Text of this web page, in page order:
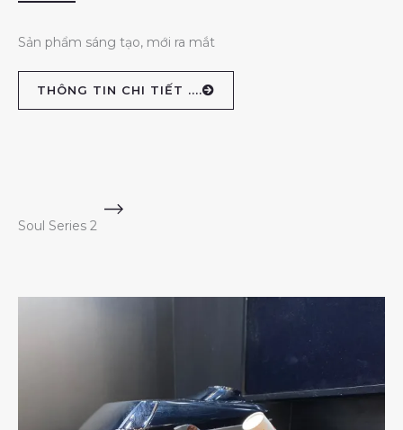
Sản phẩm sáng tạo, mới ra mắt
THÔNG TIN CHI TIẾT ....
Soul Series 2